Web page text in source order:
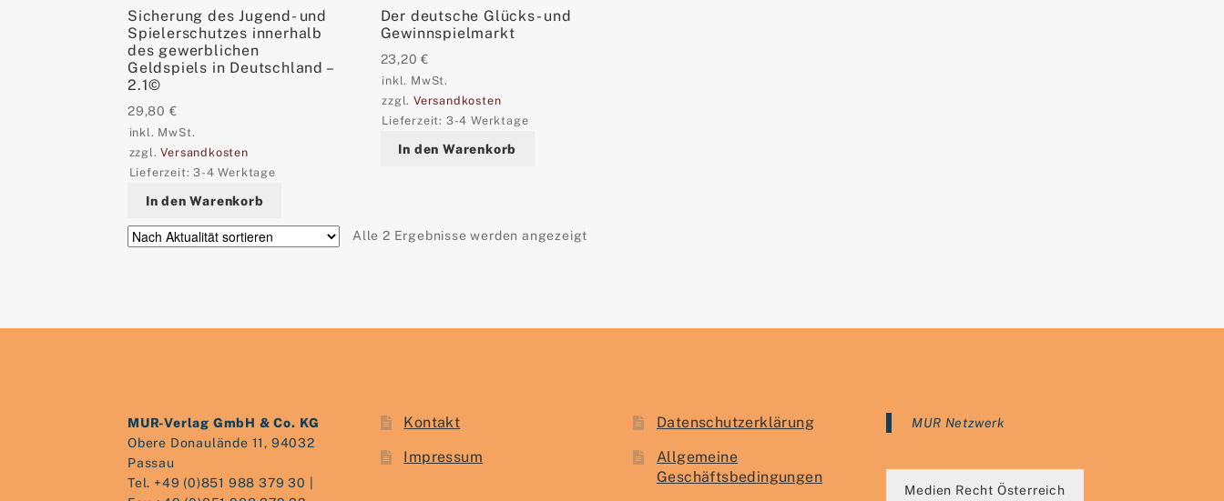
Sicherung des Jugend- und
Spielerschutzes innerhalb
des gewerblichen
Geldspiels in Deutschland –
2.1©
29,80 €
inkl. MwSt.
zzgl.Versandkosten
Lieferzeit:3-4 Werktage
In den Warenkorb
Der deutsche Glücks- und
Gewinnspielmarkt
23,20€
inkl. MwSt.
zzgl. Versandkosten
Lieferzeit: 3-4 Werktage
In den Warenkorb
Alle 2 Ergebnisse werden angezeigt
MUR-Verlag GmbH & Co. KG
Obere Donaulände 11, 94032
Passau
Tel. +49 (0)851 988 379 30 |
Kontakt
Impressum
Datenschutzerklärung
Allgemeine
Geschäftsbedingungen
MUR Netzwerk
Medien Recht Österreich